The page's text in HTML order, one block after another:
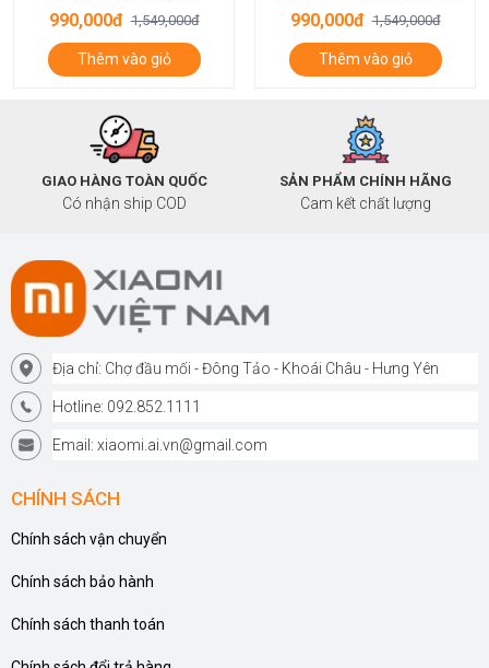
990,000đ 1,549,000đ
Thêm vào giỏ
M2
990,000đ 1,549,000đ
Thêm vào giỏ
GIAO HÀNG TOÀN QUỐC
Có nhận ship COD
SẢN PHẨM CHÍNH HÃNG
Cam kết chất lượng
Địa chỉ: Chợ đầu mối - Đông Tảo - Khoái Châu - Hưng Yên
Hotline: 092.852.1111
Email: xiaomi.ai.vn@gmail.com
CHÍNH SÁCH
Chính sách vận chuyển
Chính sách bảo hành
Chính sách thanh toán